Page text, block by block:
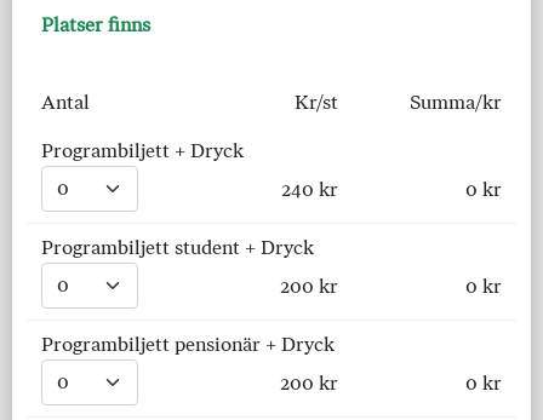
Platser finns
Antal Kr/st Summa/kr
Programbiljett + Dryck
240 kr
0 kr
Programbiljett student + Dryck
200 kr
0 kr
Programbiljett pensionär + Dryck
200 kr
0 kr